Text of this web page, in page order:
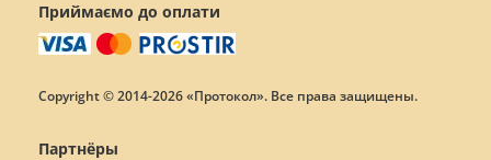
Приймаємо до оплати
Copyright © 2014-2026 «Протокол». Все права защищены.
Партнёры